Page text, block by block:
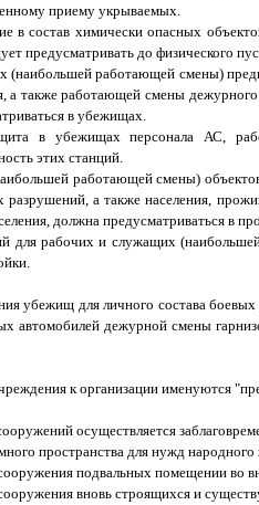
приему укрываемых.
в состав химически опасных
предусматривать до физического
(наибольшей работающей смены)
а также работающей смены
в убежищах.
в убежищах персонала АС,
этих станций.
работающей смены)
а также населения,
должна предусматриваться в
рабочих и служащих
убежищ для личного состава
автомобилей дежурной смены
к организации именуются
осуществляется
пространства для нужд
подвальных помещении во
вновь строящихся и